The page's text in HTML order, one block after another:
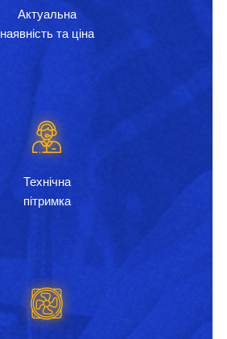
Актуальна
наявність та ціна
Технічна
пітримка